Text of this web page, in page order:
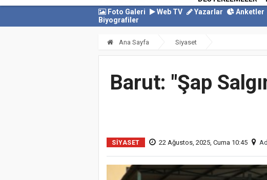
Foto Galeri
Web TV Yazarlar Anketler
Biyografiler
Ana Sayfa Siyaset
Barut: "Şap
SIYASET 22 Ağustos, 2025, Cuma 10:45